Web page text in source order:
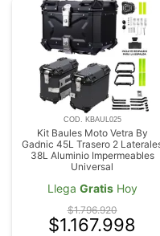
COD. KBAUL025
Kit Baules Moto Vetra By
Gadnic 45L Trasero 2
38L Aluminio Impermeables
Universal
Llega GratisHoy
$1.796.920
$1.167.998